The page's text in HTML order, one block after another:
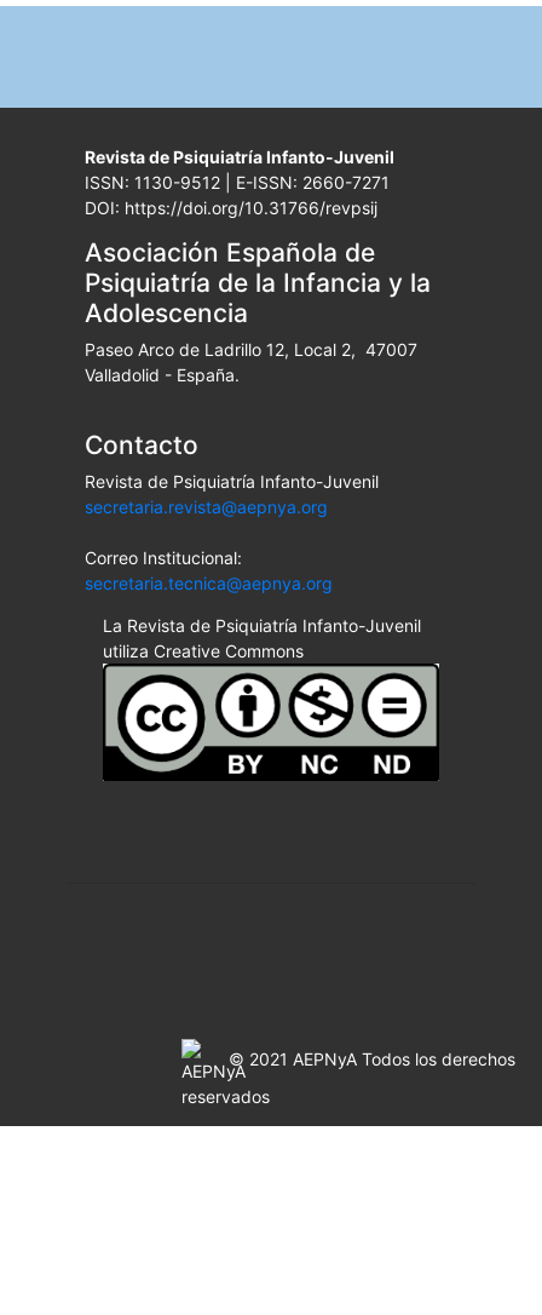
Revista de Psiquiatría Infanto-Juvenil
ISSN: 1130-9512 | E-ISSN: 2660-7271
DOI: https://doi.org/10.31766/revpsij
Asociación Española de
Psiquiatría de la Infancia y la
Adolescencia
Paseo Arco de Ladrillo 12, Local 2, 47007
Valladolid - España.
Contacto
Revista de Psiquiatría Infanto-Juvenil
secretaria.revista@aepnya.org
Correo Institucional:
secretaria.tecnica@aepnya.org
La Revista de Psiquiatría Infanto-Juvenil
utiliza Creative Commons
© 2021 AEPNyA Todos los derechos
reservados